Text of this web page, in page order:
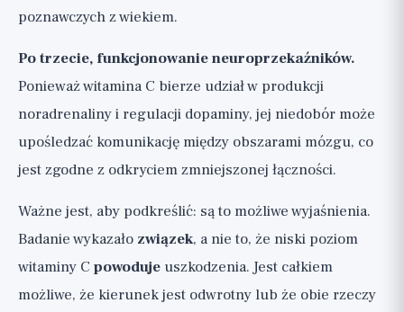
poznawczych z wiekiem.
Po trzecie, funkcjonowanie neuroprzekaźników.
Ponieważ witamina C bierze udział w produkcji
noradrenaliny i regulacji dopaminy, jej niedobór może
upośledzać komunikację między obszarami mózgu, co
jest zgodne z odkryciem zmniejszonej łączności.
Ważne jest, aby podkreślić: są to możliwe wyjaśnienia.
Badanie wykazało związek, a nie to, że niski poziom
witaminy C powoduje uszkodzenia. Jest całkiem
możliwe, że kierunek jest odwrotny lub że obie rzeczy